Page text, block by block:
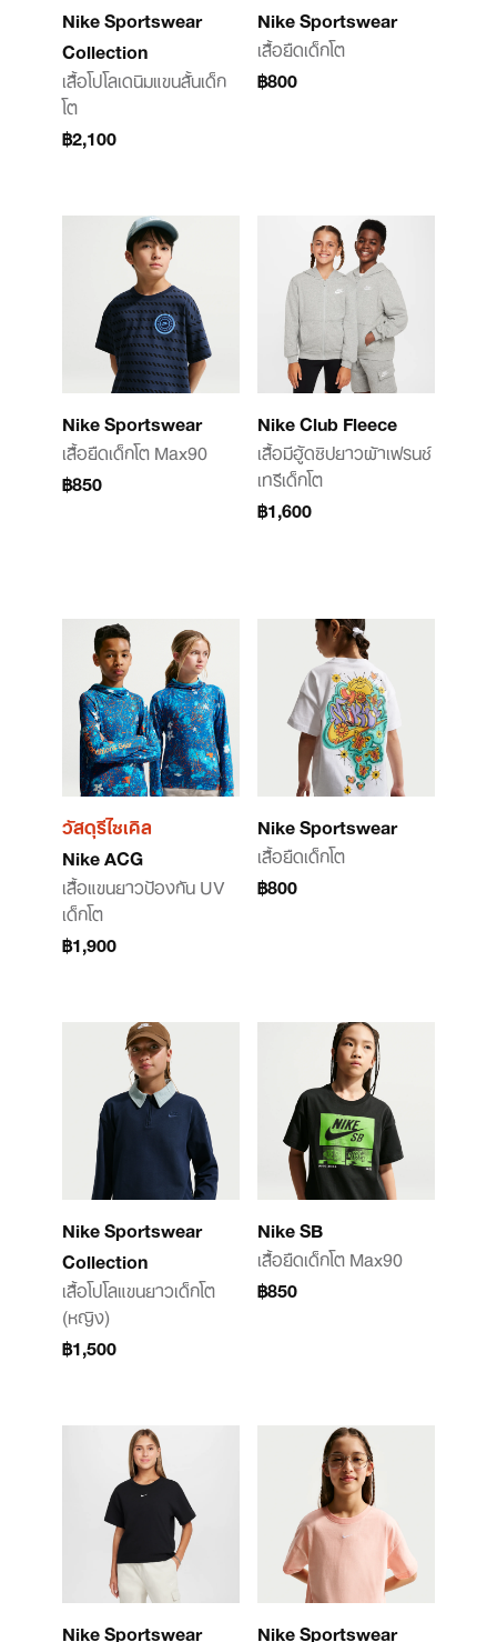
Nike Sportswear
Collection
เสื้อโปโลเดนิมแขนสั้นเด็ก
โต
฿2,100
Nike Sportswear
เสื้อยืดเด็กโต
฿800
Nike Sportswear
เสื้อยืดเด็กโต Max90
฿850
Nike Club Fleece
เสื้อมีฮู้ดซิปยาวผ้าเฟรนช์
เทรีเด็กโต
฿1,600
วัสดุรีไซเคิล
Nike ACG
เสื้อแขนยาวป้องกัน UV
เด็กโต
฿1,900
Nike Sportswear
เสื้อยืดเด็กโต
฿800
Nike Sportswear
Collection
เสื้อโปโลแขนยาวเด็กโต
(หญิง)
฿1,500
Nike SB
เสื้อยืดเด็กโต Max90
฿850
Nike Sportswear Nike Sportswear